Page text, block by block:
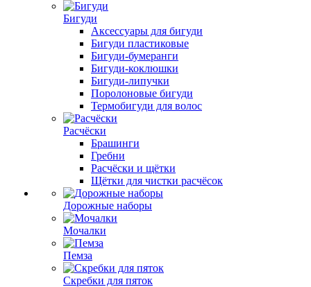
Бигуди
Аксессуары для бигуди
Бигуди пластиковые
Бигуди-бумеранги
Бигуди-коклюшки
Бигуди-липучки
Поролоновые бигуди
Термобигуди для волос
Расчёски
Брашинги
Гребни
Расчёски и щётки
Щётки для чистки расчёсок
Дорожные наборы
Мочалки
Пемза
Скребки для пяток